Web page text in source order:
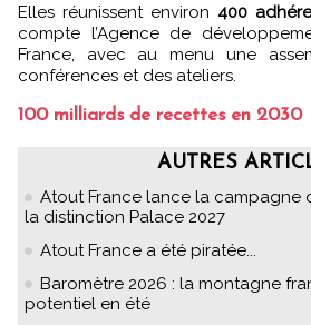
Elles réunissent environ 400
compte l’Agence de
France, avec au menu une
conférences et des ateliers.
100 milliards de recettes en 2030
AUTRES
Atout France lance la campagne
la distinction Palace 2027
Atout France a été piratée...
Baromètre 2026 : la montagne
potentiel en été